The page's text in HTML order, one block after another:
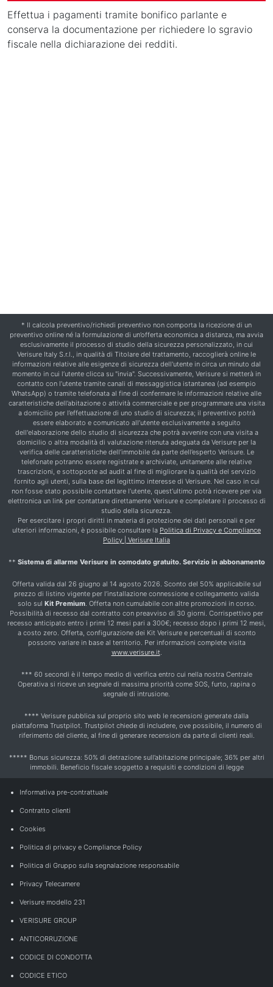
Effettua i pagamenti tramite bonifico parlante e
conserva la documentazione per richiedere lo sgravio
fiscale nella dichiarazione dei redditi.
* Il calcola preventivo/richiedi preventivo non comporta la ricezione di un
preventivo online né la formulazione di un’offerta economica a distanza, ma avvia
esclusivamente il processo di studio della sicurezza personalizzato, in cui
Verisure Italy S.r.l., in qualità di Titolare del trattamento, raccoglierà online le
informazioni relative alle esigenze di sicurezza dell'utente in circa un minuto dal
momento in cui l’utente clicca su "invia". Successivamente, Verisure si metterà in
contatto con l’utente tramite canali di messaggistica istantanea (ad esempio
WhatsApp) o tramite telefonata al fine di confermare le informazioni relative alle
caratteristiche dell’abitazione o attività commerciale e per programmare una visita
a domicilio per l’effettuazione di uno studio di sicurezza; il preventivo potrà
essere elaborato e comunicato all’utente esclusivamente a seguito
dell'elaborazione dello studio di sicurezza che potrà avvenire con una visita a
domicilio o altra modalità di valutazione ritenuta adeguata da Verisure per la
verifica delle caratteristiche dell’immobile da parte dell’esperto Verisure. Le
telefonate potranno essere registrate e archiviate, unitamente alle relative
trascrizioni, e sottoposte ad audit al fine di migliorare la qualità del servizio
fornito agli utenti, sulla base del legittimo interesse di Verisure. Nel caso in cui
non fosse stato possibile contattare l’utente, quest’ultimo potrà ricevere per via
elettronica un link per contattare direttamente Verisure e completare il processo di
studio della sicurezza.
Per esercitare i propri diritti in materia di protezione dei dati personali e per
ulteriori informazioni, è possibile consultare la Politica di Privacy e Compliance
Policy | Verisure Italia
** Sistema di allarme Verisure in comodato gratuito. Servizio in abbonamento
Offerta valida dal 26 giugno al 14 agosto 2026. Sconto del 50% applicabile sul
prezzo di listino vigente per l’installazione connessione e collegamento valida
solo sul Kit Premium. Offerta non cumulabile con altre promozioni in corso.
Possibilità di recesso dal contratto con preavviso di 30 giorni. Corrispettivo per
recesso anticipato entro i primi 12 mesi pari a 300€; recesso dopo i primi 12 mesi,
a costo zero. Offerta, configurazione dei Kit Verisure e percentuali di sconto
possono variare in base al territorio. Per informazioni complete visita
www.verisure.it.
*** 60 secondi è il tempo medio di verifica entro cui nella nostra Centrale
Operativa si riceve un segnale di massima priorità come SOS, furto, rapina o
segnale di intrusione.
**** Verisure pubblica sul proprio sito web le recensioni generate dalla
piattaforma Trustpilot. Trustpilot chiede di includere, ove possibile, il numero di
riferimento del cliente, al fine di generare recensioni da parte di clienti reali.
***** Bonus sicurezza: 50% di detrazione sull’abitazione principale; 36% per altri
immobili. Beneficio fiscale soggetto a requisiti e condizioni di legge
Informativa pre-contrattuale
Contratto clienti
Cookies
Politica di privacy e Compliance Policy
Politica di Gruppo sulla segnalazione responsabile
Privacy Telecamere
Verisure modello 231
VERISURE GROUP
ANTICORRUZIONE
CODICE DI CONDOTTA
CODICE ETICO